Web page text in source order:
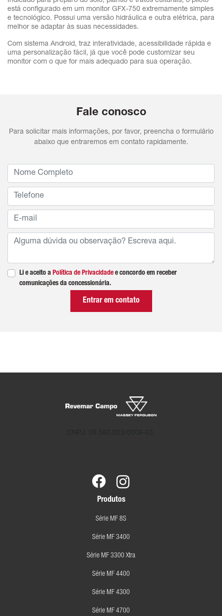
está configurado em um monitor GFX-750 extremamente simples
e tecnológico. Possui uma versão hidráulica e outra elétrica, para
melhor se adaptar às suas necessidades.
Com sistema Android, traz interatividade, acessibilidade rápida e
uma personalização fácil, já que você pode customizar seu
monitor com o que for mais adequado para sua operação.
Fale conosco
Para solicitar mais informações, por favor, preencha o formulário
abaixo que entraremos em contato rapidamente.
Li e aceito a Política de Privacidade e concordo em receber
comunicações da concessionária.
Entrar em contato
Produtos
Série MF 8S
Série MF 3400
Série MF 3300 Xtra
Série MF 4400
Série MF 4300
Série MF 4700